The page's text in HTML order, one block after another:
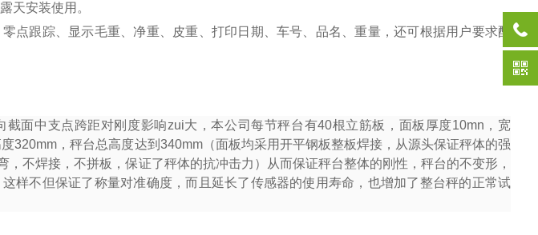
天安装使用。
点跟踪、显示毛重、净重、皮重、打印日期、车号、品名、重量，还可根据用户要求配
截面中支点跨距对刚度影响zui大，本公司每节秤台有40根立筋板，面板厚度10mn ，宽
320mm ，秤台总高度达到 340mm（面板均采用开平钢板整板焊接，从源头保证秤体的强
，不焊接，不拼板，保证了秤体的抗冲击力）从而保证秤台整体的刚性，秤台的不变形，
样不但保证了称量对准确度，而且延长了传感器的使用寿命，也增加了整台秤的正常试